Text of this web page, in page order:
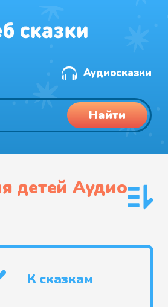
Аудиосказки
Найти
детей Аудио
К сказкам